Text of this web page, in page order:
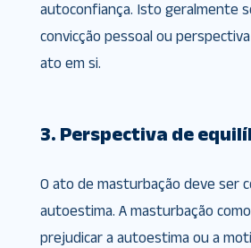
autoconfiança. Isto geralmente
convicção pessoal ou
ato em si.
3. Perspectiva de
O ato de masturbação deve ser
autoestima. A masturbação
prejudicar a autoestima ou a